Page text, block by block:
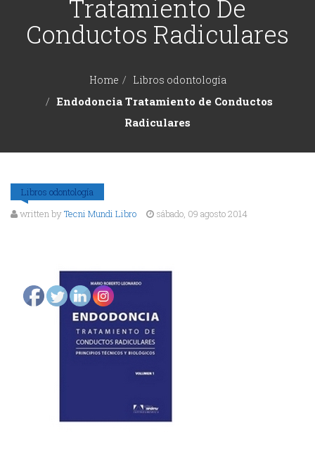
ODONTOLOGÍA
General
y
Ortopedia
Oral
Tratamiento De
Conductos Radiculares
Home Libros odontología
Endodoncia Tratamiento de Conductos
Radiculares
Libros odontología
written byTecni Mundi Libro sábado, 09 agosto 2014